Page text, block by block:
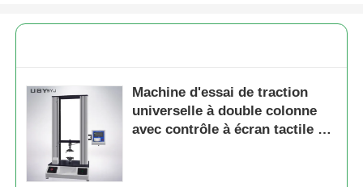
Machine d'essai de traction
universelle à double colonne
avec contrôle à écran tactile et